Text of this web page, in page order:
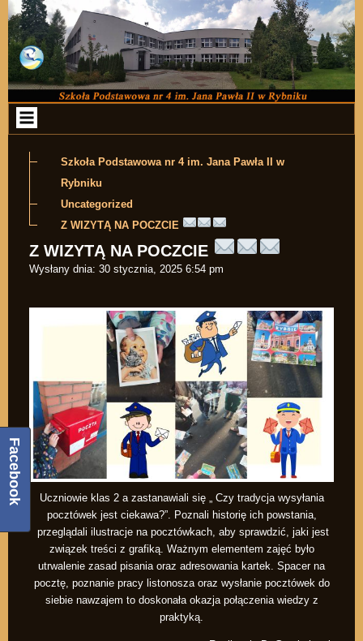
Przejdź do zawartości
Szkoła Podstawowa nr 4 im. Jana Pawła II w
Rybniku
Uncategorized
Z WIZYTĄ NA POCZCIE
Z WIZYTĄ NA POCZCIE
Wysłany dnia: 30 stycznia, 2025 6:54 pm
Uczniowie klas 2 a zastanawiali się „ Czy tradycja wysyłania
pocztówek jest ciekawa?”. Poznali historię ich powstania,
przeglądali ilustracje na pocztówkach, aby sprawdzić, jaki jest
związek treści z grafiką. Ważnym elementem zajęć było
utrwalenie zasad pisania oraz adresowania kartek. Spacer na
pocztę, poznanie pracy listonosza oraz wysłanie pocztówek do
siebie nawzajem to doskonała okazja połączenia wiedzy z
praktyką.
Facebook